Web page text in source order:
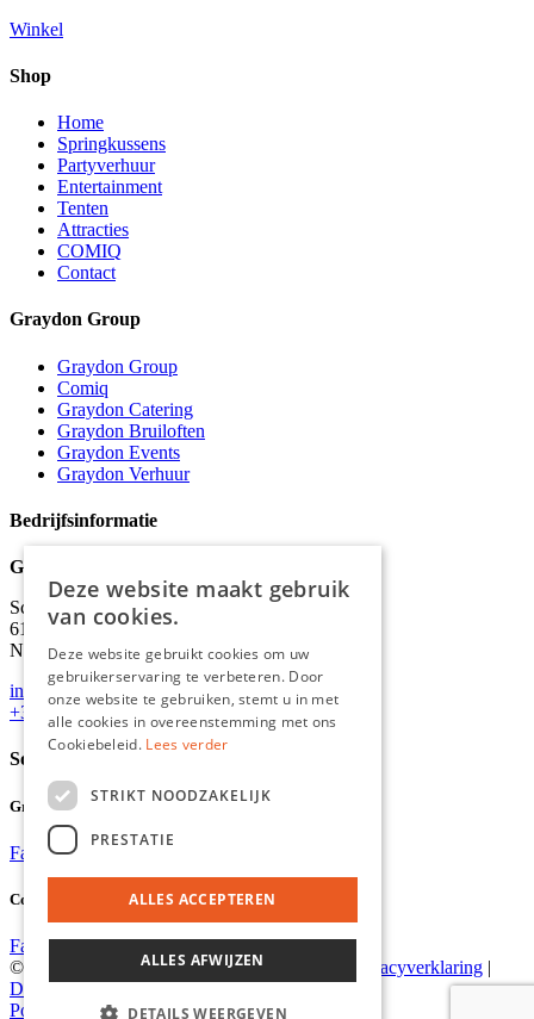
Winkel
Shop
Home
Springkussens
Partyverhuur
Entertainment
Tenten
Attracties
COMIQ
Contact
Graydon Group
Graydon Group
Comiq
Graydon Catering
Graydon Bruiloften
Graydon Events
Graydon Verhuur
Bedrijfsinformatie
Graydon
Schineksstraat 11,
6171 AM Stein
Nederland
info@graydonevents.nl
+316 11435859
Social media
Graydon Events
Facebook
Comiq
Facebook Instagram
© 2026 Graydon |Algemene voorwaarden Privacyverklaring |
Disclaimer
Powered by Marker Media
Deze website maakt gebruik
van cookies.
Deze website gebruikt cookies om uw
gebruikerservaring te verbeteren. Door
onze website te gebruiken, stemt u in met
alle cookies in overeenstemming met ons
Cookiebeleid. Lees verder
STRIKT NOODZAKELIJK
PRESTATIE
ALLES ACCEPTEREN
ALLES AFWIJZEN
DETAILS WEERGEVEN